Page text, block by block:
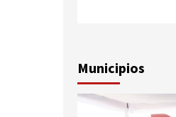
Municipios